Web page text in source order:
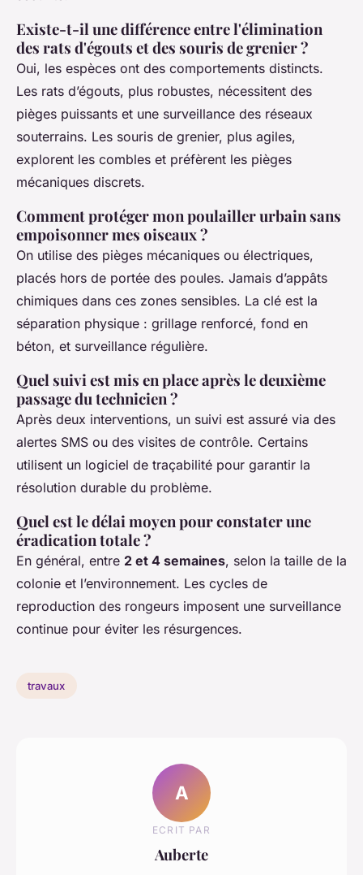
Existe-t-il une différence entre l'élimination
des rats d'égouts et des souris de grenier ?
Oui, les espèces ont des comportements distincts.
Les rats d’égouts, plus robustes, nécessitent des
pièges puissants et une surveillance des réseaux
souterrains. Les souris de grenier, plus agiles,
explorent les combles et préfèrent les pièges
mécaniques discrets.
Comment protéger mon poulailler urbain sans
empoisonner mes oiseaux ?
On utilise des pièges mécaniques ou électriques,
placés hors de portée des poules. Jamais d’appâts
chimiques dans ces zones sensibles. La clé est la
séparation physique : grillage renforcé, fond en
béton, et surveillance régulière.
Quel suivi est mis en place après le deuxième
passage du technicien ?
Après deux interventions, un suivi est assuré via des
alertes SMS ou des visites de contrôle. Certains
utilisent un logiciel de traçabilité pour garantir la
résolution durable du problème.
Quel est le délai moyen pour constater une
éradication totale ?
En général, entre 2 et 4 semaines, selon la taille de la
colonie et l’environnement. Les cycles de
reproduction des rongeurs imposent une surveillance
continue pour éviter les résurgences.
travaux
A
ECRIT PAR
Auberte